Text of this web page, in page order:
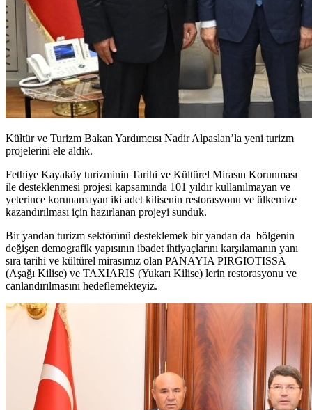
Kültür ve Turizm Bakan Yardımcısı Nadir Alpaslan’la yeni turizm
projelerini ele aldık.
Fethiye Kayaköy turizminin Tarihi ve Kültürel Mirasın Korunması
ile desteklenmesi projesi kapsamında 101 yıldır kullanılmayan ve
yeterince korunamayan iki adet kilisenin restorasyonu ve ülkemize
kazandırılması için hazırlanan projeyi sunduk.
Bir yandan turizm sektörünü desteklemek bir yandan da bölgenin
değişen demografik yapısının ibadet ihtiyaçlarını karşılamanın yanı
sıra tarihi ve kültürel mirasımız olan PANAYIA PIRGIOTISSA
(Aşağı Kilise) ve TAXIARIS (Yukarı Kilise) lerin restorasyonu ve
canlandırılmasını hedeflemekteyiz.